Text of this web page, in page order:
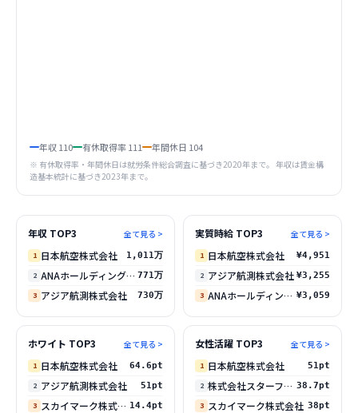
年収110 有休取得率111 年間休日 104
※ 有休取得率・年間休日は就労条件総合調査に基づき2020年まで。 年収は賃金構
造基本統計に基づき2023年まで。
年収 TOP3 全て見る >
1 日本航空株式会社
1,011万
2
ANAホールディングス株式会社 771万
3 アジア航測株式会社 730万
実質時給 TOP3 全て見る >
1 日本航空株式会社
¥4,951
2 アジア航測株式会社 ¥3,255
3
ANAホールディングス株式会社 ¥3,059
ホワイト TOP3 全て見る >
1 日本航空株式会社
64.6pt
2 アジア航測株式会社
51pt
3
スカイマーク株式会社 14.4pt
女性活躍 TOP3 全て見る >
1 日本航空株式会社
51pt
2
株式会社スターフライヤー 38.7pt
3 スカイマーク株式会社 38pt